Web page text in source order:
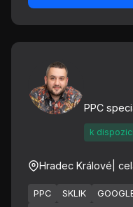
PPC
k dispozici
Hradec Králové |
PPC SKLIK